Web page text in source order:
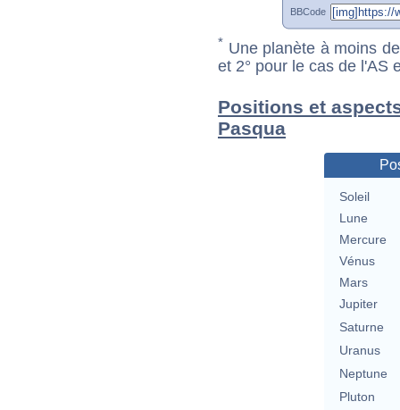
BBCode
* Une planète à moins
et 2° pour le cas de l'AS
Positions et
Pasqua
Soleil
Lune
Mercure
Vénus
Mars
Jupiter
Saturne
Uranus
Neptune
Pluton